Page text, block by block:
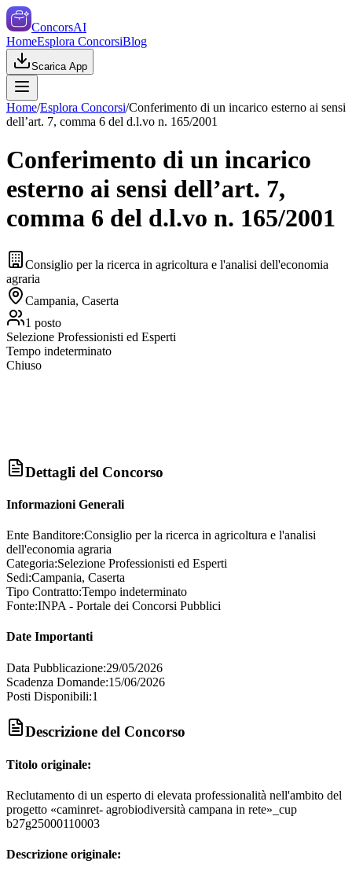
ConcorsAI
HomeEsplora ConcorsiBlog
Scarica App
Home/Esplora Concorsi/Conferimento di un incarico esterno ai sensi
dell’art. 7, comma 6 del d.l.vo n. 165/2001
Conferimento di un incarico
esterno ai sensi dell’art. 7,
comma 6 del d.l.vo n. 165/2001
Consiglio per la ricerca in agricoltura e l'analisi dell'economia
agraria
Campania, Caserta
1 posto
Selezione Professionisti ed Esperti
Tempo indeterminato
Chiuso
Dettagli del Concorso
Informazioni Generali
Ente Banditore:Consiglio per la ricerca in agricoltura e l'analisi
dell'economia agraria
Categoria:Selezione Professionisti ed Esperti
Sedi:Campania, Caserta
Tipo Contratto:Tempo indeterminato
Fonte:INPA - Portale dei Concorsi Pubblici
Date Importanti
Data Pubblicazione:29/05/2026
Scadenza Domande:15/06/2026
Posti Disponibili:1
Descrizione del Concorso
Titolo originale:
Reclutamento di un esperto di elevata professionalità nell'ambito del
progetto «caminret- agrobiodiversità campana in rete»_cup
b27g25000110003
Descrizione originale: